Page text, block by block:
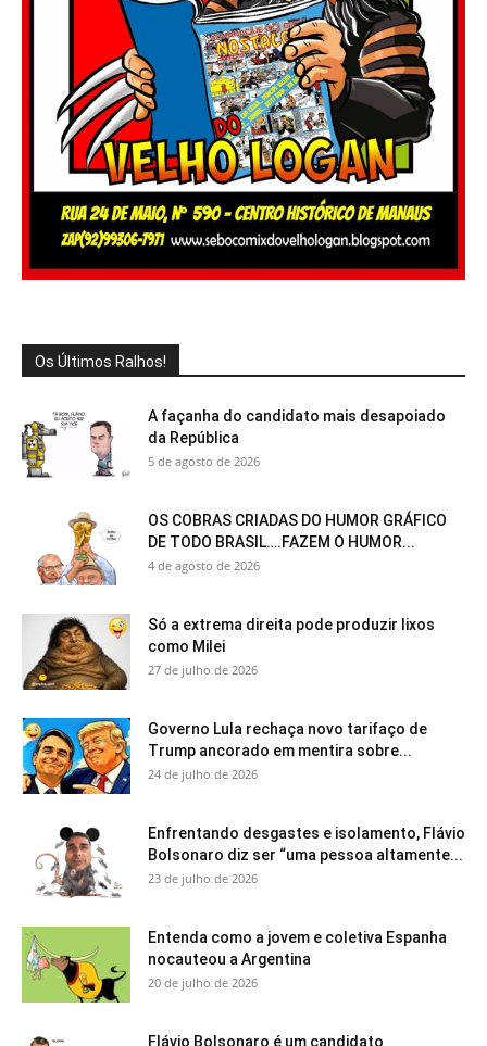
Os Últimos Ralhos!
A façanha do candidato mais desapoiado
da República
5 de agosto de 2026
OS COBRAS CRIADAS DO HUMOR GRÁFICO
DE TODO BRASIL….FAZEM O HUMOR...
4 de agosto de 2026
Só a extrema direita pode produzir lixos
como Milei
27 de julho de 2026
Governo Lula rechaça novo tarifaço de
Trump ancorado em mentira sobre...
24 de julho de 2026
Enfrentando desgastes e isolamento, Flávio
Bolsonaro diz ser “uma pessoa altamente...
23 de julho de 2026
Entenda como a jovem e coletiva Espanha
nocauteou a Argentina
20 de julho de 2026
Flávio Bolsonaro é um candidato